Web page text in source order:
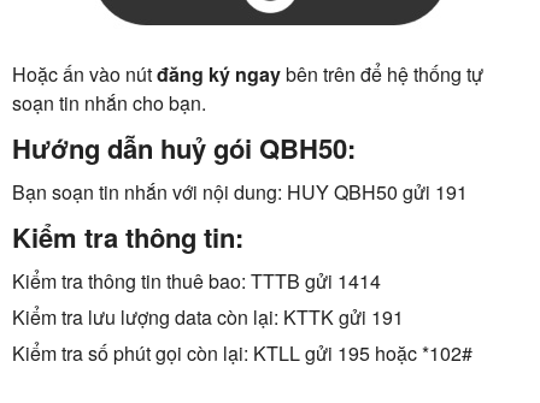
Hoặc ấn vào nútđăng ký ngaybên trên để hệ thống tự
soạn tin nhắn cho bạn.
Hướng dẫn huỷ gói QBH50:
Bạn soạn tin nhắn với nội dung: HUY QBH50 gửi 191
Kiểm tra thông tin:
Kiểm tra thông tin thuê bao: TTTB gửi 1414
Kiểm tra lưu lượng data còn lại: KTTK gửi 191
Kiểm tra số phút gọi còn lại: KTLL gửi 195 hoặc *102#